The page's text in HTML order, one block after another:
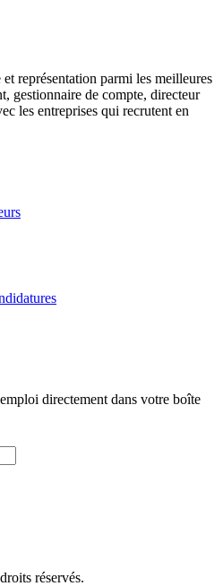
représentation parmi les meilleures
gestionnaire de compte, directeur
les entreprises qui recrutent en
directement dans votre boîte
réservés.